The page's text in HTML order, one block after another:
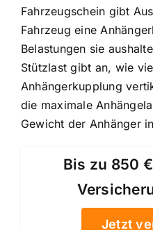
Fahrzeugschein gibt
Fahrzeug eine
Belastungen sie
Stützlast gibt an, wie
Anhängerkupplung
die maximale
Gewicht der Anhänger
Bis zu 850
Jetzt